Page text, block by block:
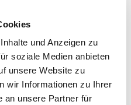
und Anzeigen zu
soziale Medien anbieten
unsere Website zu
wir Informationen zu Ihrer
an unsere Partner für